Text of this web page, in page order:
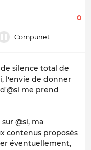
Compunet
0
silence total de
l'envie de donner
me prend
@si, ma
contenus proposés
éventuellement,